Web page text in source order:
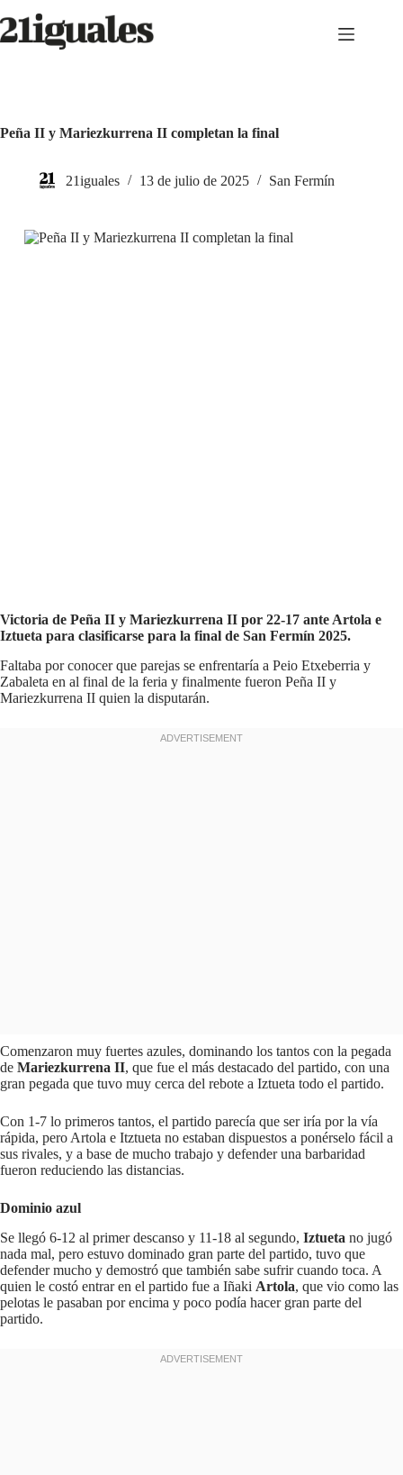
al
contenido
Peña II y Mariezkurrena II completan la final
21iguales 13 de julio de 2025 San Fermín
Victoria de Peña II y Mariezkurrena II por 22-17 ante Artola e
Iztueta para clasificarse para la final de San Fermín 2025.
Faltaba por conocer que parejas se enfrentaría a Peio Etxeberria y
Zabaleta en al final de la feria y finalmente fueron Peña II y
Mariezkurrena II quien la disputarán.
Comenzaron muy fuertes azules, dominando los tantos con la pegada
de Mariezkurrena II, que fue el más destacado del partido, con una
gran pegada que tuvo muy cerca del rebote a Iztueta todo el partido.
Con 1-7 lo primeros tantos, el partido parecía que ser iría por la vía
rápida, pero Artola e Itztueta no estaban dispuestos a ponérselo fácil a
sus rivales, y a base de mucho trabajo y defender una barbaridad
fueron reduciendo las distancias.
Dominio azul
Se llegó 6-12 al primer descanso y 11-18 al segundo, Iztueta no jugó
nada mal, pero estuvo dominado gran parte del partido, tuvo que
defender mucho y demostró que también sabe sufrir cuando toca. A
quien le costó entrar en el partido fue a Iñaki Artola, que vio como las
pelotas le pasaban por encima y poco podía hacer gran parte del
partido.